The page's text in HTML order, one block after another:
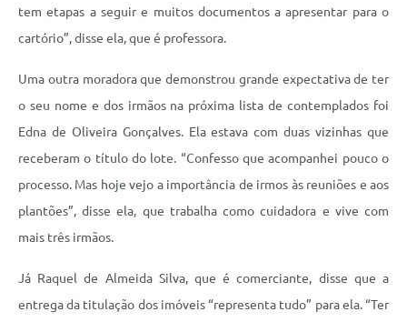
tem etapas a seguir e muitos documentos a apresentar para o
cartório”, disse ela, que é professora.
Uma outra moradora que demonstrou grande expectativa de ter
o seu nome e dos irmãos na próxima lista de contemplados foi
Edna de Oliveira Gonçalves. Ela estava com duas vizinhas que
receberam o título do lote. “Confesso que acompanhei pouco o
processo. Mas hoje vejo a importância de irmos às reuniões e aos
plantões”, disse ela, que trabalha como cuidadora e vive com
mais três irmãos.
Já Raquel de Almeida Silva, que é comerciante, disse que a
entrega da titulação dos imóveis “representa tudo” para ela. “Ter